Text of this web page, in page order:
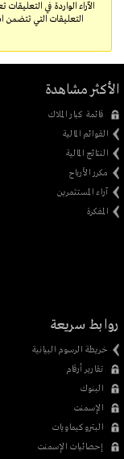
الآراء الواردة في
التعليقات التي
الأكثر مشاهدة
قائمة كبار الملاك
القوائم المالية
النتائج المالية
مكرر الأرباح
آراء المستثمرين
المفكرة
روابط سريعة
خريطة الرسوم البيانية
تقارير أرقام
البنوك
الإسمنت
البتروكيماويات
إحصائيات الإسمنت